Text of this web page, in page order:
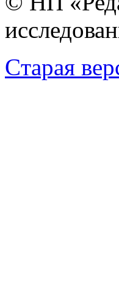
Cтарая